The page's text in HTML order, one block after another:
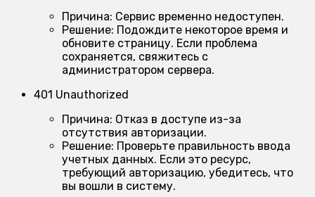
Причина: Сервис временно недоступен.
Решение: Подождите некоторое время и
обновите страницу. Если проблема
сохраняется, свяжитесь с
администратором сервера.
401 Unauthorized
Причина: Отказ в доступе из-за
отсутствия авторизации.
Решение: Проверьте правильность ввода
учетных данных. Если это ресурс,
требующий авторизацию, убедитесь, что
вы вошли в систему.